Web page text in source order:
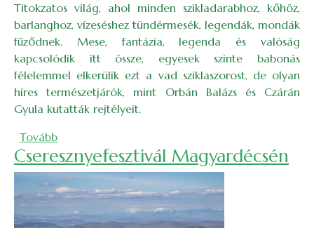
Titokzatos világ, ahol minden szikladarabhoz, kőhöz,
barlanghoz, vízeséshez tündérmesék, legendák, mondák
fűződnek. Mese, fantázia, legenda és valóság
kapcsolódik itt össze, egyesek szinte babonás
félelemmel elkerülik ezt a vad sziklaszorost, de olyan
híres természetjárók, mint Orbán Balázs és Czárán
Gyula kutatták rejtélyeit.
Tovább(Tündérmesékkel a Túri-hasadékban)
Cseresznyefesztivál Magyardécsén